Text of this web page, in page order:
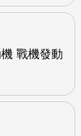
戰機發動